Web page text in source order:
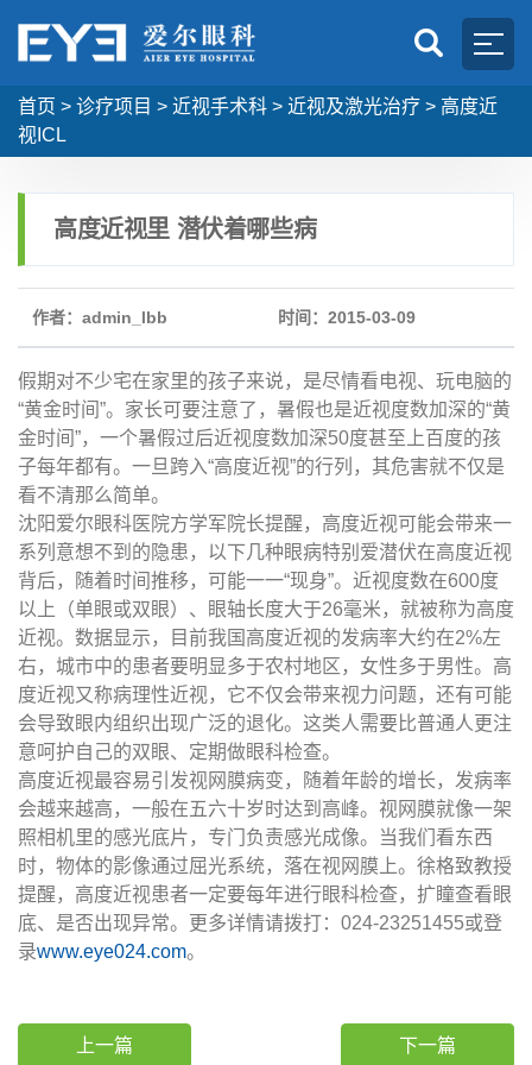
首页 > 诊疗项目 > 近视手术科 > 近视及激光治疗 > 高度近
视ICL
高度近视里 潜伏着哪些病
作者：admin_lbb 时间：2015-03-09
假期对不少宅在家里的孩子来说，是尽情看电视、玩电脑的
“黄金时间”。家长可要注意了，暑假也是近视度数加深的“黄
金时间”，一个暑假过后近视度数加深50度甚至上百度的孩
子每年都有。一旦跨入“高度近视”的行列，其危害就不仅是
看不清那么简单。
沈阳爱尔眼科医院方学军院长提醒，高度近视可能会带来一
系列意想不到的隐患，以下几种眼病特别爱潜伏在高度近视
背后，随着时间推移，可能一一“现身”。近视度数在600度
以上（单眼或双眼）、眼轴长度大于26毫米，就被称为高度
近视。数据显示，目前我国高度近视的发病率大约在2%左
右，城市中的患者要明显多于农村地区，女性多于男性。高
度近视又称病理性近视，它不仅会带来视力问题，还有可能
会导致眼内组织出现广泛的退化。这类人需要比普通人更注
意呵护自己的双眼、定期做眼科检查。
高度近视最容易引发视网膜病变，随着年龄的增长，发病率
会越来越高，一般在五六十岁时达到高峰。视网膜就像一架
照相机里的感光底片，专门负责感光成像。当我们看东西
时，物体的影像通过屈光系统，落在视网膜上。徐格致教授
提醒，高度近视患者一定要每年进行眼科检查，扩瞳查看眼
底、是否出现异常。更多详情请拨打：024-23251455或登
录www.eye024.com。
上一篇 下一篇